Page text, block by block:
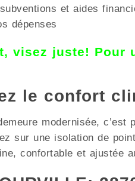
et aides
dépenses
visez juste! Pour
le confort
modernisée,
sur une isolation de
confortable et ajustée